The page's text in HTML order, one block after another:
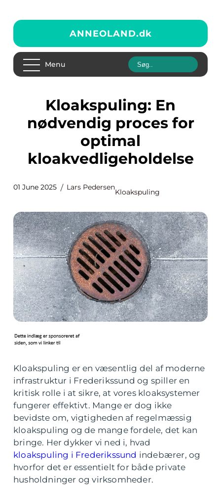
ANNEOLAND.dk
Menu
Kloakspuling: En
nødvendig proces for
optimal
kloakvedligeholdelse
01 June 2025 Lars Pedersen
Kloakspuling
Kloakspuling er en væsentlig del af moderne
infrastruktur i Frederikssund og spiller en
kritisk rolle i at sikre, at vores kloaksystemer
fungerer effektivt. Mange er dog ikke
bevidste om, vigtigheden af regelmæssig
kloakspuling og de mange fordele, det kan
bringe. Her dykker vi ned i, hvad
kloakspuling i Frederikssund indebærer, og
hvorfor det er essentielt for både private
husholdninger og virksomheder.